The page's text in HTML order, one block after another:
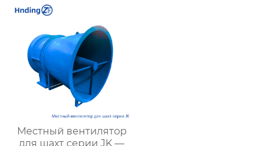
Местный вентилятор
для шахт серии JK —